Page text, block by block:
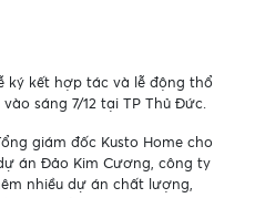
ký kết hợp tác và lễ động thổ
sáng 7/12 tại TP Thủ Đức.
giám đốc Kusto Home cho
án Đảo Kim Cương, công ty
nhiều dự án chất lượng,